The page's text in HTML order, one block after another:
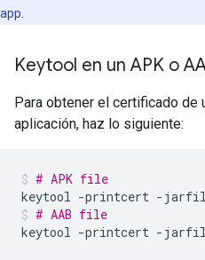
app.
Keytool en un APK o
Para obtener el certificado de
aplicación, haz lo siguiente:
# APK file
keytool -printcert -
# AAB file
keytool -printcert -